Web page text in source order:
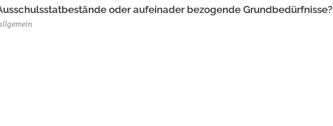
oder aufeinader bezogende Grundbedürfnisse?